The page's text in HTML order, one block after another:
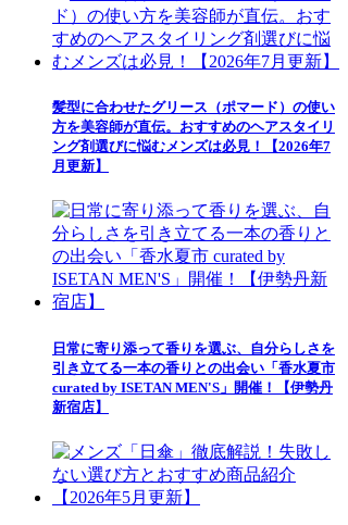
髪型に合わせたグリース（ポマード）の使い
方を美容師が直伝。おすすめのヘアスタイリ
ング剤選びに悩むメンズは必見！【2026年7
月更新】
日常に寄り添って香りを選ぶ、自分らしさを
引き立てる一本の香りとの出会い「香水夏市
curated by ISETAN MEN'S」開催！【伊勢丹
新宿店】